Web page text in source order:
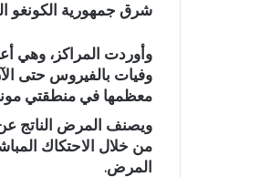
شرق جمهورية الكونغو
وأوردت ​المراكز، ‌وهي
معظمها في منطقتي
ويصنف المرض ​الناتج عن
من خلال الاحتكاك
المرض.